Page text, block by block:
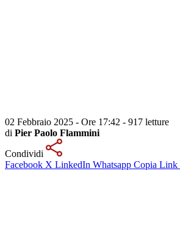
02 Febbraio 2025 - Ore 17:42 - 917 letture
di Pier Paolo Flammini
Condividi
Facebook X LinkedIn Whatsapp Copia Link